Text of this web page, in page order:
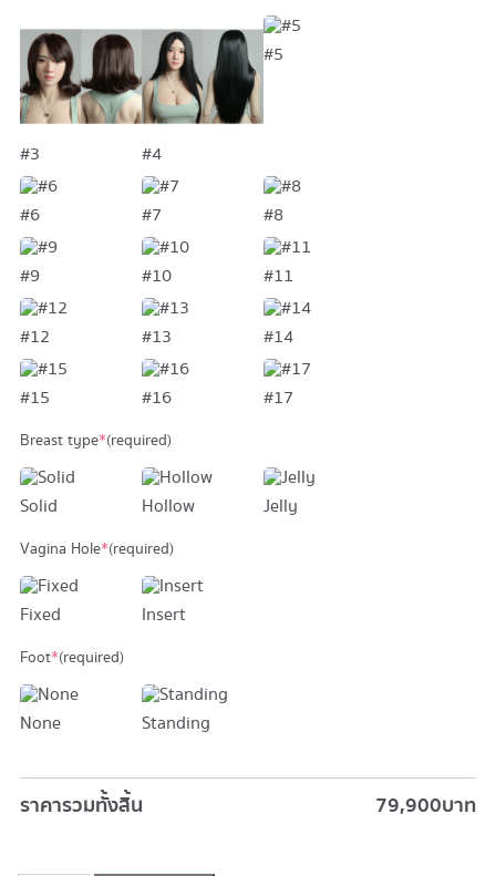
#3 #4
#5
#6 #7 #8
#9 #10 #11
#12 #13 #14
#15 #16 #17
Breast type*(required)
Solid Hollow Jelly
Vagina Hole*(required)
Fixed Insert
Foot*(required)
None Standing
ราคารวมทั้งสิ้น 79,900บาท